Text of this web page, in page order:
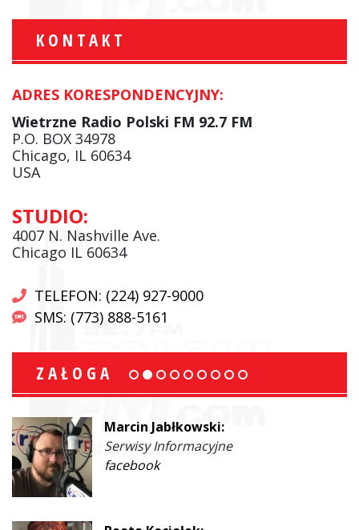
KONTAKT
ADRES KORESPONDENCYJNY:
Wietrzne Radio Polski FM 92.7 FM
P.O. BOX 34978
Chicago, IL 60634
USA
STUDIO:
4007 N. Nashville Ave.
Chicago IL 60634
TELEFON: (224) 927-9000
SMS: (773) 888-5161
ZAŁOGA
Marcin Jabłkowski:
Serwisy Informacyjne
facebook